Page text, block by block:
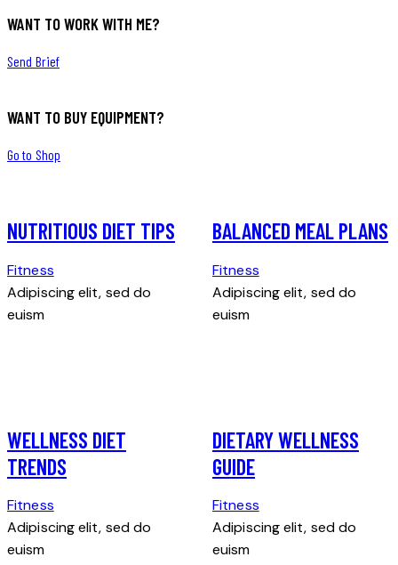
WANT TO WORK WITH ME?
Send Brief
WANT TO BUY EQUIPMENT?
Go to Shop
NUTRITIOUS DIET TIPS
Fitness
Adipiscing elit, sed do
euism
BALANCED MEAL PLANS
Fitness
Adipiscing elit, sed do
euism
WELLNESS DIET
TRENDS
Fitness
Adipiscing elit, sed do
euism
DIETARY WELLNESS
GUIDE
Fitness
Adipiscing elit, sed do
euism